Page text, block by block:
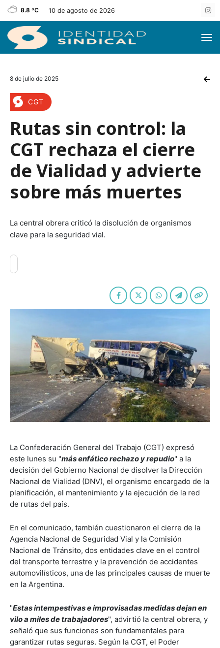
8.8 ºC 10 de agosto de 2026
8 de julio de 2025
CGT
Rutas sin control: la
CGT rechaza el cierre
de Vialidad y advierte
sobre más muertes
La central obrera criticó la disolución de organismos
clave para la seguridad vial.
La Confederación General del Trabajo (CGT) expresó
este lunes su "más enfático rechazo y repudio" a la
decisión del Gobierno Nacional de disolver la Dirección
Nacional de Vialidad (DNV), el organismo encargado de la
planificación, el mantenimiento y la ejecución de la red
de rutas del país.
En el comunicado, también cuestionaron el cierre de la
Agencia Nacional de Seguridad Vial y la Comisión
Nacional de Tránsito, dos entidades clave en el control
del transporte terrestre y la prevención de accidentes
automovilísticos, una de las principales causas de muerte
en la Argentina.
"Estas intempestivas e improvisadas medidas dejan en
vilo a miles de trabajadores", advirtió la central obrera, y
señaló que sus funciones son fundamentales para
garantizar rutas seguras. Según la CGT, el Poder